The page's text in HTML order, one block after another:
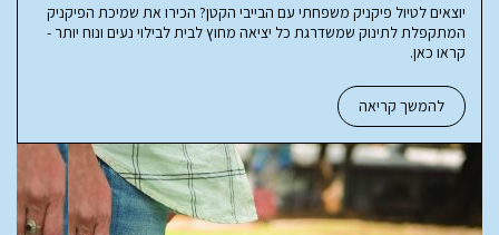
יוצאים לטיול פיקניק משפחתי עם הבייבי הקטן? הכירו את שמיכת הפיקניק
המתקפלת לתינוק שמשדרגת כל יציאה מחוץ לבית לבילוי נעים ונוח יותר -
קראו כאן.
להמשך קריאה